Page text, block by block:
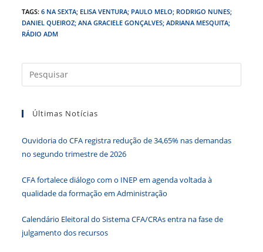
c
e
o
o
k
itt
er
k
e
n
at
s
p
p
ss
e
g
er
tF
ri
n
dl
TAGS:6 NA SEXTA; ELISA VENTURA; PAULO MELO; RODRIGO NUNES;
DANIEL QUEIROZ; ANA GRACIELE GONÇALVES; ADRIANA MESQUITA;
RÁDIO ADM
a
Últimas Notícias
Ouvidoria do CFA registra redução de 34,65% nas demandas
no segundo trimestre de 2026
CFA fortalece diálogo com o INEP em agenda voltada à
qualidade da formação em Administração
Calendário Eleitoral do Sistema CFA/CRAs entra na fase de
julgamento dos recursos